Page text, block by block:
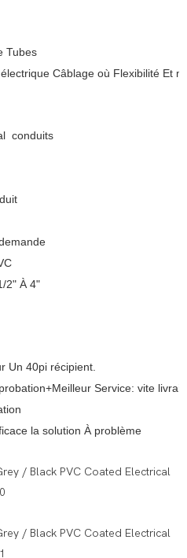
Tubes
Câblage où Flexibilité Et
conduits
2" À 4"
Un 40pi récipient.
Service: vite
la solution À problème